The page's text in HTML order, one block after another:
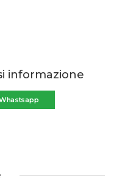
informazione